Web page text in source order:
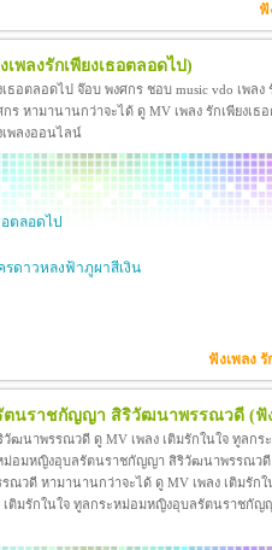
ฟั
เพลงรักเพียงเธอตลอดไป)
ธอตลอดไป จ๊อบ พงศกร ชอบ music vdo เพล
ร หามานานกว่าจะได้ ดู MV เพลง รักเพียงเ
เพลงออนไลน์
อตลอดไป
รดาวหลงฟ้าภูผาสีเงิน
ฟังเพลง
รัตนราชกัญญา สิริวัฒนาพรรณวดี (ฟั
ฒนาพรรณวดี ดู MV เพลง เติมรักในใจ ทูลก
อมหญิงอุบลรัตนราชกัญญา สิริวัฒนาพรรณวดี
วดี หามานานกว่าจะได้ ดู MV เพลง เติมรัก
ติมรักในใจ ทูลกระหม่อมหญิงอุบลรัตนราชกั